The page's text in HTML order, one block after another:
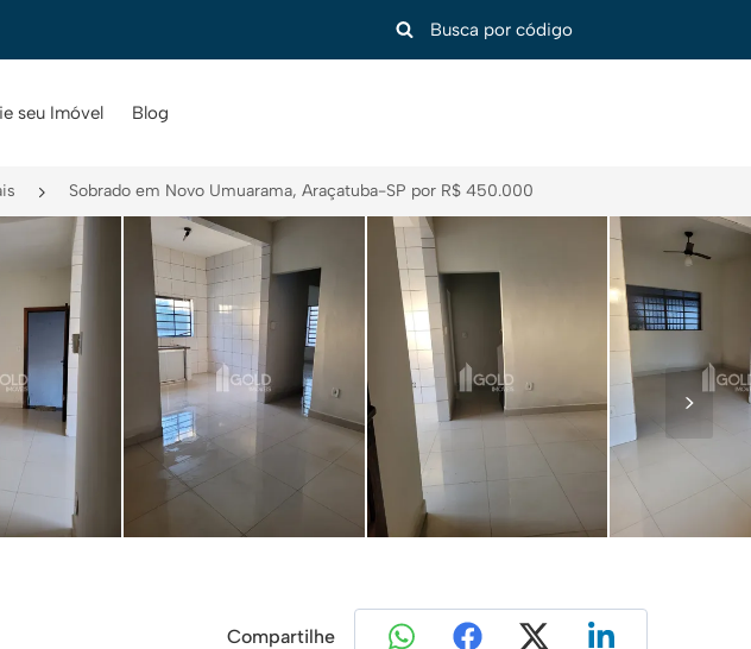
seu Imóvel Blog
Sobrado em Novo Umuarama, Araçatuba-SP por R$ 450.000
>
Compartilhe